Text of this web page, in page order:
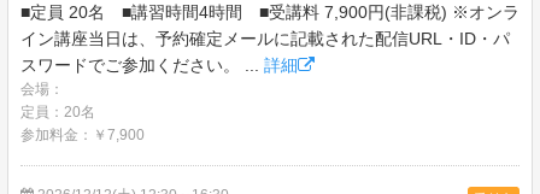
■定員 20名 ■講習時間4時間 ■受講料 7,900円(非課税) ※オンラ
イン講座当日は、予約確定メールに記載された配信URL・ID・パ
スワードでご参加ください。 ... 詳細
会場：
定員：20名
参加料金：￥7,900